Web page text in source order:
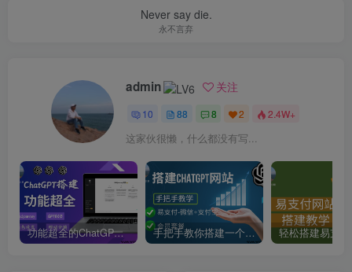
Never say die.
永不言弃
admin 关注
10 88 8 2 2.4W+
这家伙很懒，什么都没有写...
功能超全的ChatGPT网站搭建教学-支持Midjourney绘画+GPT4/GPT0613+角色设定 手把手教你搭建一个ChatGPT聊天网站-支持会员套餐和易